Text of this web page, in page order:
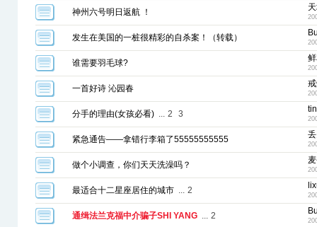
神州六号明日返航 ！
发生在美国的一桩很精彩的自杀案！（转载）
谁需要羽毛球?
一首好诗 沁园春
分手的理由(女孩必看) ... 2 3
紧急通告——拿错行李箱了55555555555
做个小调查，你们天天洗澡吗？
最适合十二星座居住的城市 ... 2
通缉法兰克福中介骗子SHI YANG ... 2